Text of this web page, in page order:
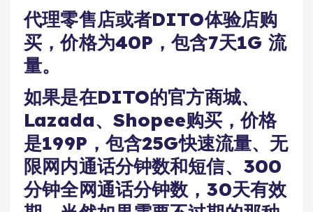
代理零售店或者DITO体验店购
买，价格为40P，包含7天1G 流
量。
如果是在DITO的官方商城、
Lazada、Shopee购买，价格
是199P，包含25G快速流量、无
限网内通话分钟数和短信、300
分钟全网通话分钟数，30天有效